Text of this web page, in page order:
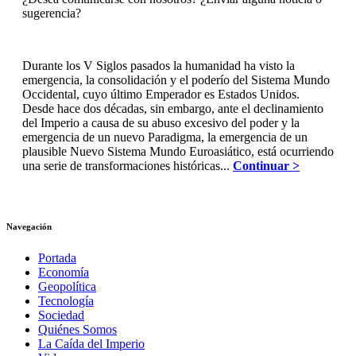
sugerencia?
Durante los V Siglos pasados la humanidad ha visto la
emergencia, la consolidación y el poderío del Sistema Mundo
Occidental, cuyo último Emperador es Estados Unidos.
Desde hace dos décadas, sin embargo, ante el declinamiento
del Imperio a causa de su abuso excesivo del poder y la
emergencia de un nuevo Paradigma, la emergencia de un
plausible Nuevo Sistema Mundo Euroasiático, está ocurriendo
una serie de transformaciones históricas... Continuar >
Navegación
Portada
Economía
Geopolítica
Tecnología
Sociedad
Quiénes Somos
La Caída del Imperio